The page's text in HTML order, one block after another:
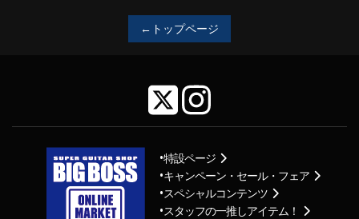
←トップページ
特設ページ
キャンペーン・セール・フェア
スペシャルコンテンツ
スタッフの一推しアイテム！